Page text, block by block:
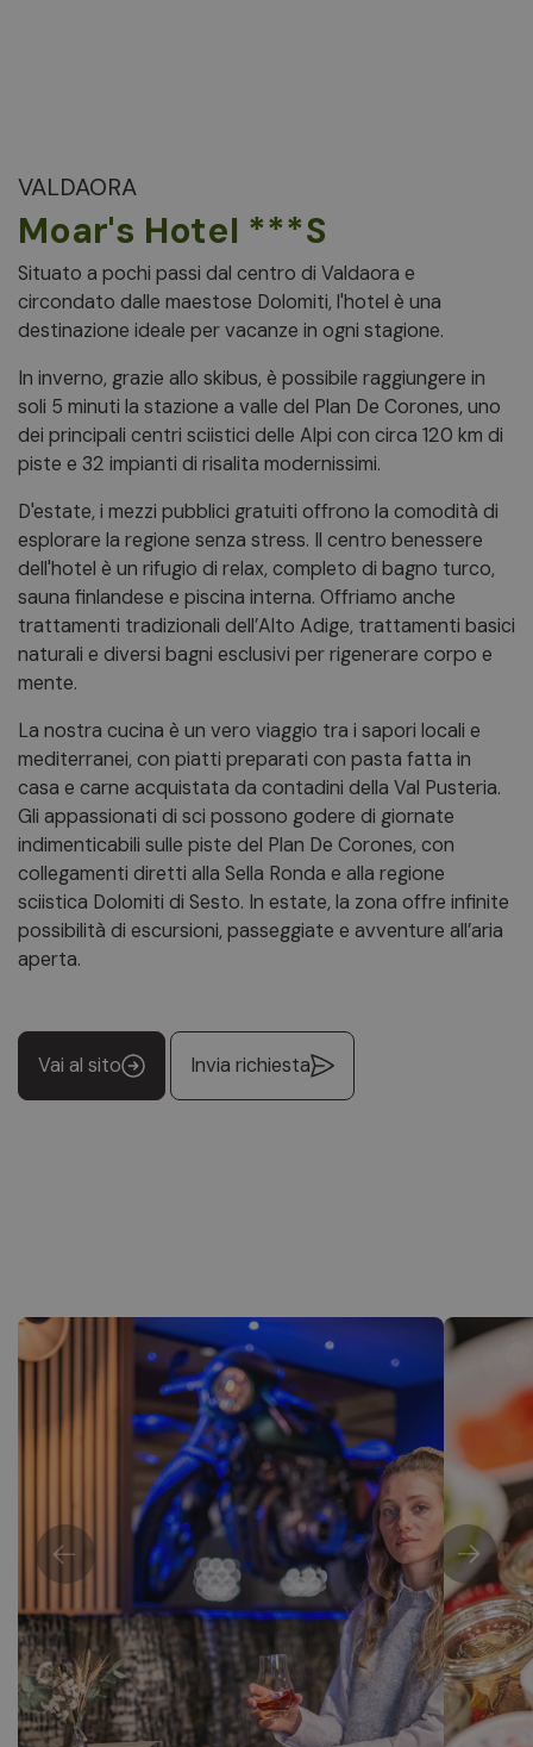
VALDAORA
Moar's Hotel ***S
Situato a pochi passi dal centro di Valdaora e
circondato dalle maestose Dolomiti, l'hotel è una
destinazione ideale per vacanze in ogni stagione.
In inverno, grazie allo skibus, è possibile raggiungere in
soli 5 minuti la stazione a valle del Plan De Corones, uno
dei principali centri sciistici delle Alpi con circa 120 km di
piste e 32 impianti di risalita modernissimi.
D'estate, i mezzi pubblici gratuiti offrono la comodità di
esplorare la regione senza stress. Il centro benessere
dell'hotel è un rifugio di relax, completo di bagno turco,
sauna finlandese e piscina interna. Offriamo anche
trattamenti tradizionali dell’Alto Adige, trattamenti basici
naturali e diversi bagni esclusivi per rigenerare corpo e
mente.
La nostra cucina è un vero viaggio tra i sapori locali e
mediterranei, con piatti preparati con pasta fatta in
casa e carne acquistata da contadini della Val Pusteria.
Gli appassionati di sci possono godere di giornate
indimenticabili sulle piste del Plan De Corones, con
collegamenti diretti alla Sella Ronda e alla regione
sciistica Dolomiti di Sesto. In estate, la zona offre infinite
possibilità di escursioni, passeggiate e avventure all’aria
aperta.
Vai al sito Invia richiesta